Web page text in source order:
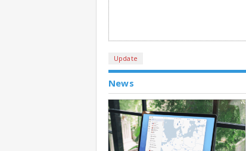
Update
News